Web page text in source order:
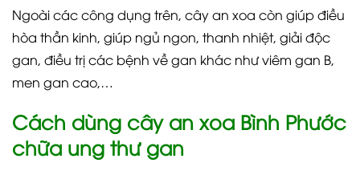
Ngoài các công dụng trên, cây an xoa còn giúp điều
hòa thần kinh, giúp ngủ ngon, thanh nhiệt, giải độc
gan, điều trị các bệnh về gan khác như viêm gan B,
men gan cao,…
Cách dùng cây an xoa Bình Phước
chữa ung thư gan